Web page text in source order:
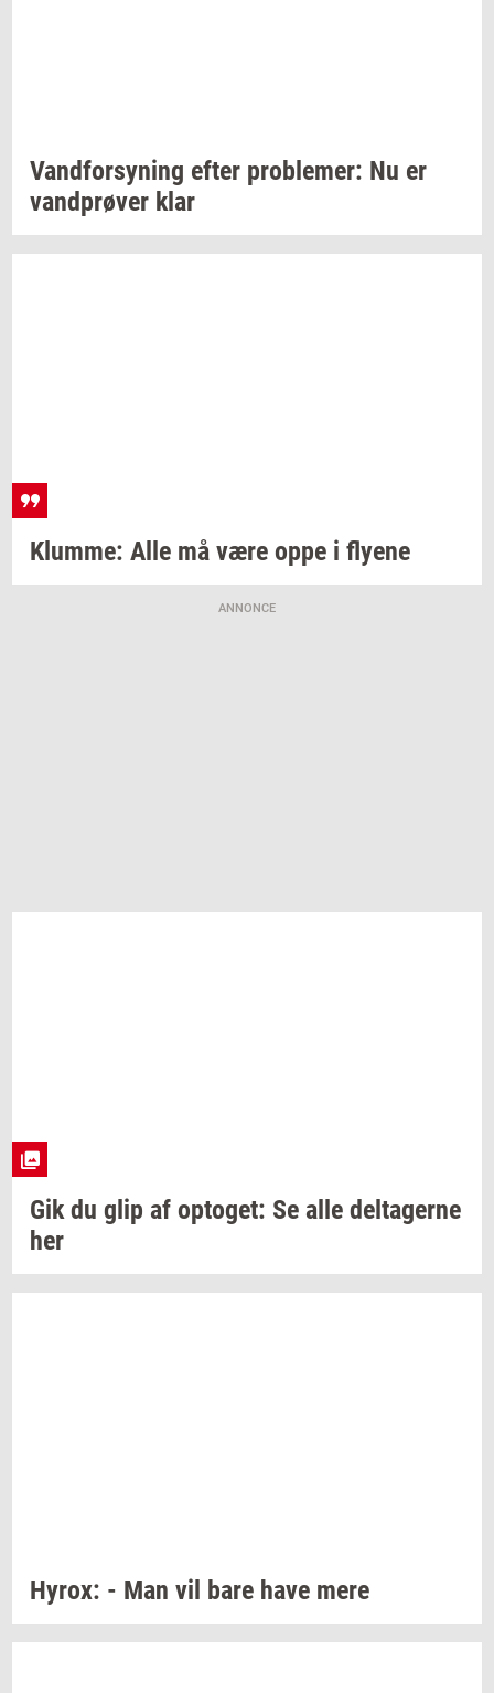
Vand­for­sy­ning efter pro­ble­mer: Nu er
vand­prø­ver klar
Klum­me: Alle må være oppe i fly­e­ne
ANNONCE
Gik du glip af op­to­get: Se alle del­ta­ger­ne
her
Hyrox: - Man vil bare have mere